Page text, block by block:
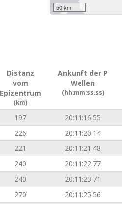
50 km
Distanz
vom
Epizentrum
(km)
Ankunft der P
Wellen
(hh:mm:ss.ss)
197 20:11:16.55
226 20:11:20.14
221 20:11:21.48
240 20:11:22.77
240 20:11:23.71
270 20:11:25.56